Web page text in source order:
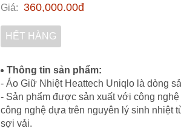
Giá: 360,000.00đ
HẾT HÀNG
Thông tin sản phẩm:
- Áo Giữ Nhiệt Heattech Uniqlo là dòng
- Sản phẩm được sản xuất với công
công nghệ dựa trên nguyên lý sinh nhiệt
sợi vải.